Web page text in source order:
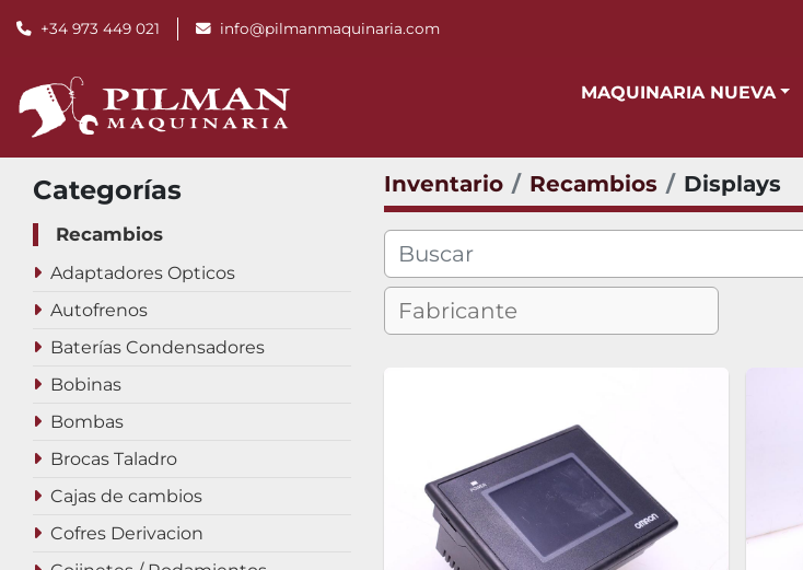
+34 973 449 021 info@pilmanmaquinaria.com
MAQUINARIA NUEVA
Categorías
Recambios
Adaptadores Opticos
Autofrenos
Baterías Condensadores
Bobinas
Bombas
Brocas Taladro
Cajas de cambios
Cofres Derivacion
Inventario Recambios Displays